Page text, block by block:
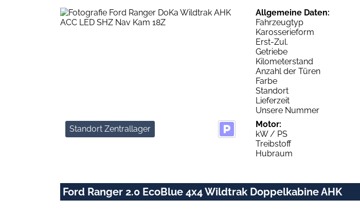
Standort Zentrallager
Allgemeine Daten:
Fahrzeugtyp
Karosserieform
Erst-Zul.
Getriebe
Kilometerstand
Anzahl der Türen
Farbe
Standort
Lieferzeit
Unsere Nummer
Motor:
kW / PS
Treibstoff
Hubraum
Ford Ranger 2.0 EcoBlue 4x4 Wildtrak Doppelkabine AHK